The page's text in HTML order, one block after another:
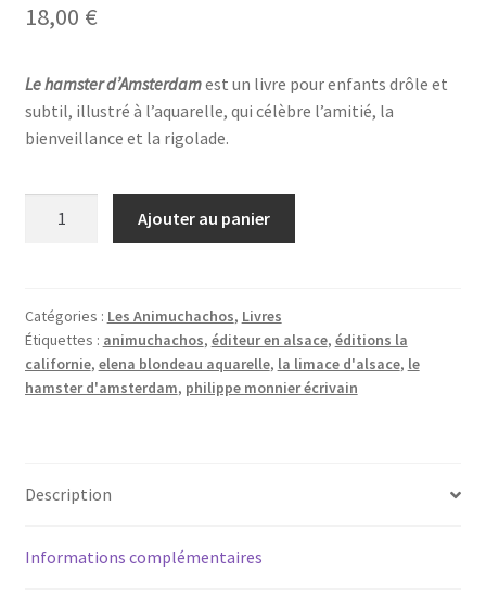
18,00 €
Le hamster d’Amsterdamest un livre pour enfants drôle et
subtil, illustré à l’aquarelle, qui célèbre l’amitié, la
bienveillance et la rigolade.
d'Amsterdam,
de
Philippe
Monnier
livre
Ajouter au panier
Catégories : Les Animuchachos, Livres
Étiquettes : animuchachos, éditeur en alsace, éditions la
californie, elena blondeau aquarelle, la limace d'alsace, le
hamster d'amsterdam, philippe monnier écrivain
Description
Informations complémentaires